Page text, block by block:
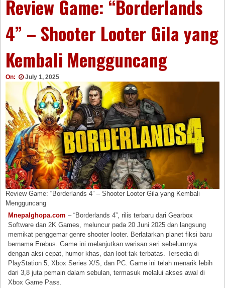
Review Game: “Borderlands
4” – Shooter Looter Gila yang
Kembali Mengguncang
On: July 1, 2025
Review Game: “Borderlands 4” – Shooter Looter Gila yang Kembali
Mengguncang
Mnepalghopa.com – “Borderlands 4”, rilis terbaru dari Gearbox
Software dan 2K Games, meluncur pada 20 Juni 2025 dan langsung
memikat penggemar genre shooter looter. Berlatarkan planet fiksi baru
bernama Erebus. Game ini melanjutkan warisan seri sebelumnya
dengan aksi cepat, humor khas, dan loot tak terbatas. Tersedia di
PlayStation 5, Xbox Series X/S, dan PC. Game ini telah menarik lebih
dari 3,8 juta pemain dalam sebulan, termasuk melalui akses awal di
Xbox Game Pass.